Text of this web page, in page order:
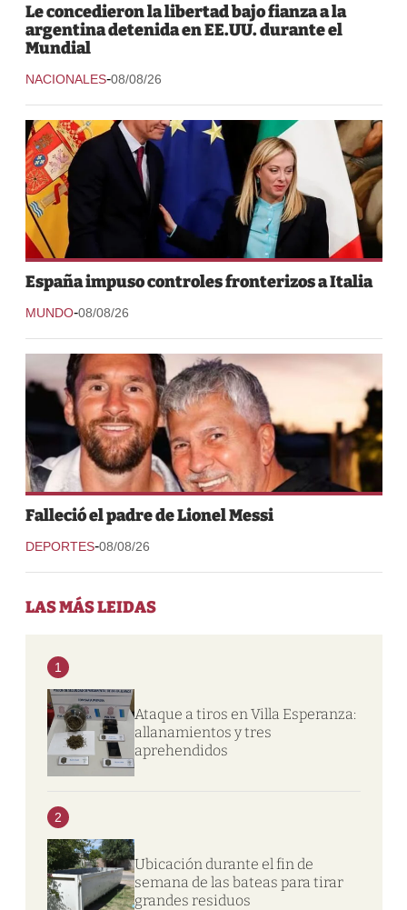
Le concedieron la libertad bajo fianza a la
argentina detenida en EE.UU. durante el
Mundial
NACIONALES-08/08/26
España impuso controles fronterizos a Italia
MUNDO-08/08/26
Falleció el padre de Lionel Messi
DEPORTES-08/08/26
LAS MÁS LEIDAS
1
Ataque a tiros en Villa Esperanza:
allanamientos y tres
aprehendidos
2
Ubicación durante el fin de
semana de las bateas para tirar
grandes residuos